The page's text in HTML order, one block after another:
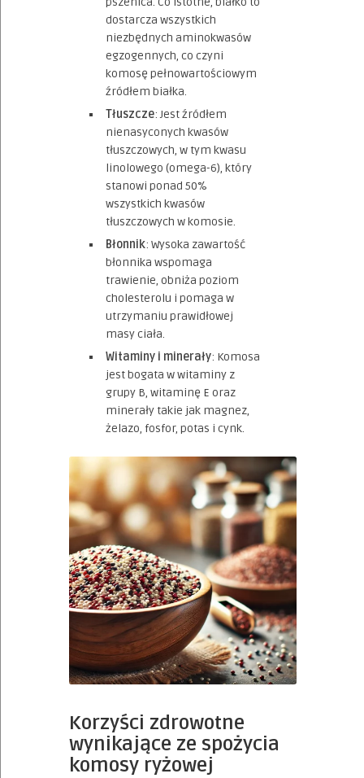
dostarcza wszystkich
niezbędnych aminokwasów
egzogennych, co czyni
komosę pełnowartościowym
źródłem białka.
Tłuszcze: Jest źródłem
nienasyconych kwasów
tłuszczowych, w tym kwasu
linolowego (omega-6), który
stanowi ponad 50%
wszystkich kwasów
tłuszczowych w komosie.
Błonnik: Wysoka zawartość
błonnika wspomaga
trawienie, obniża poziom
cholesterolu i pomaga w
utrzymaniu prawidłowej
masy ciała.
Witaminy i minerały: Komosa
jest bogata w witaminy z
grupy B, witaminę E oraz
minerały takie jak magnez,
żelazo, fosfor, potas i cynk.
Korzyści zdrowotne
wynikające ze spożycia
komosy ryżowej